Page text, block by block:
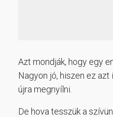
Azt mondják, hogy egy
Nagyon jó, hiszen ez
újra megnyílni.
De hova tesszük a